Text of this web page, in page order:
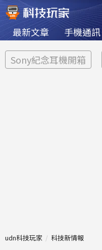
最新文章 手機通訊
Sony紀念耳機開箱
udn科技玩家 科技新情報